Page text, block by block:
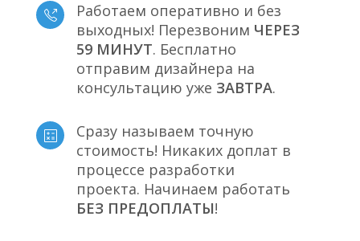
Работаем оперативно и без
выходных! Перезвоним ЧЕРЕЗ
59 МИНУТ. Бесплатно
отправим дизайнера на
консультацию уже ЗАВТРА.
Сразу называем точную
стоимость! Никаких доплат в
процессе разработки
проекта. Начинаем работать
БЕЗ ПРЕДОПЛАТЫ!